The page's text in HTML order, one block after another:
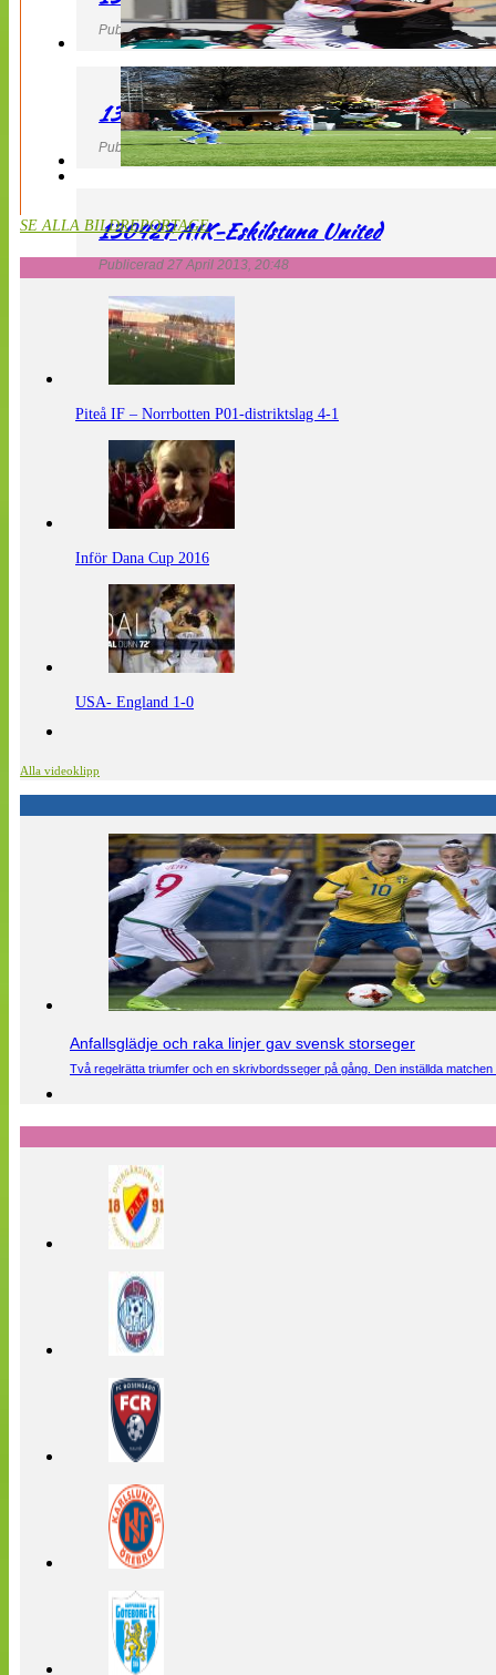
Publicerad 27 April 2013, 21:10
130427 LdB FC Malmö – Mallbackens IF
Publicerad 27 April 2013, 20:54
130427 AIK-Eskilstuna United
Publicerad 27 April 2013, 20:48
SE ALLA BILDREPORTAGE
Piteå IF – Norrbotten P01-distriktslag 4-1
Inför Dana Cup 2016
USA- England 1-0
Alla videoklipp
Anfallsglädje och raka linjer gav svensk storseger
Två regelrätta triumfer och en skrivbordsseger på gång. Den inställda